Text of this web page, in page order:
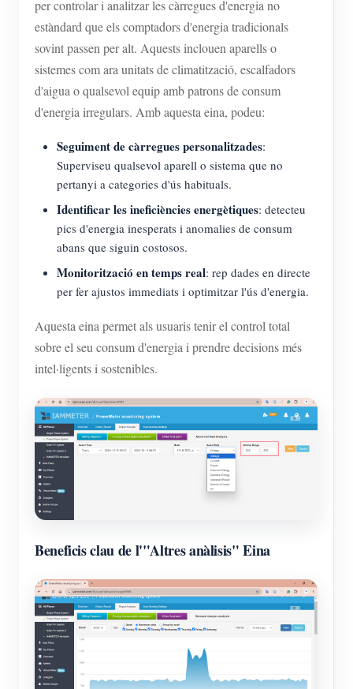
per controlar i analitzar les càrregues d'energia no
estàndard que els comptadors d'energia tradicionals
sovint passen per alt. Aquests inclouen aparells o
sistemes com ara unitats de climatització, escalfadors
d'aigua o qualsevol equip amb patrons de consum
d'energia irregulars. Amb aquesta eina, podeu:
Seguiment de càrregues personalitzades:
Superviseu qualsevol aparell o sistema que no
pertanyi a categories d'ús habituals.
Identificar les ineficiències energètiques: detecteu
pics d'energia inesperats i anomalies de consum
abans que siguin costosos.
Monitorització en temps real: rep dades en directe
per fer ajustos immediats i optimitzar l'ús d'energia.
Aquesta eina permet als usuaris tenir el control total
sobre el seu consum d'energia i prendre decisions més
intel·ligents i sostenibles.
Beneficis clau de l'"Altres anàlisis" Eina